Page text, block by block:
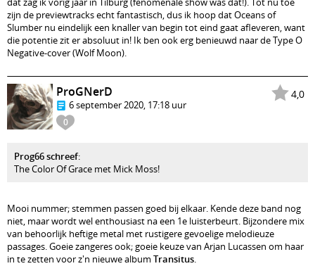
zijn de previewtracks echt fantastisch, dus ik hoop dat Oceans of
Slumber nu eindelijk een knaller van begin tot eind gaat afleveren, want
die potentie zit er absoluut in! Ik ben ook erg benieuwd naar de Type O
Negative-cover (Wolf Moon).
4,0
0
ProGNerD
6 september 2020, 17:18 uur
Prog66 schreef:
The Color Of Grace met Mick Moss!
Mooi nummer; stemmen passen goed bij elkaar. Kende deze band nog
niet, maar wordt wel enthousiast na een 1e luisterbeurt. Bijzondere mix
van behoorlijk heftige metal met rustigere gevoelige melodieuze
passages. Goeie zangeres ook; goeie keuze van Arjan Lucassen om haar
in te zetten voor z'n nieuwe album Transitus.